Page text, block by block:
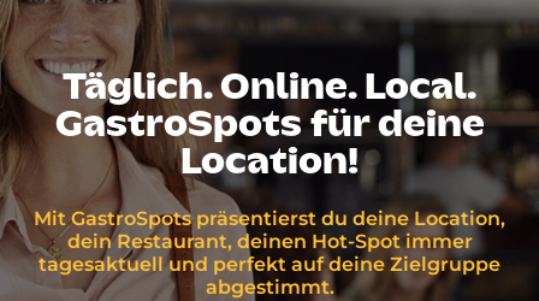
Täglich. Online. Local.
GastroSpots für deine
Location!
Mit GastroSpots präsentierst du deine Location,
dein Restaurant, deinen Hot-Spot immer
tagesaktuell und perfekt auf deine Zielgruppe
abgestimmt.